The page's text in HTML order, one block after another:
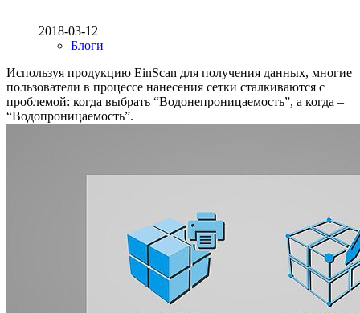
2018-03-12
Блоги
Используя продукцию EinScan для получения данных, многие
пользователи в процессе нанесения сетки сталкиваются с
проблемой: когда выбрать “Водонепроницаемость”, а когда –
“Водопроницаемость”.